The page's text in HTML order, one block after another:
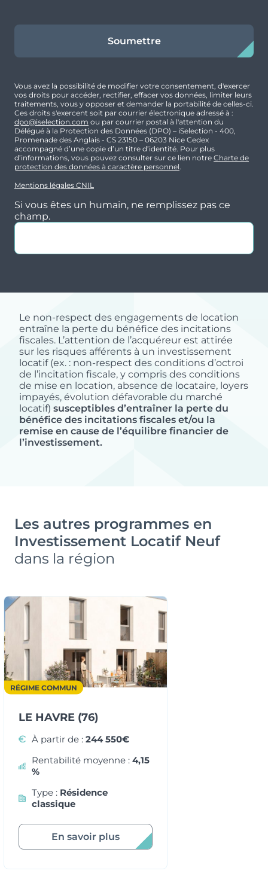
La plage de Saint-Adresse est accessible en 15
minutes.
Focus Prestations/Maisons
Maisons contemporaines : 3 et 4 pièces avec
Espaces extérieurs pour chaque maison :
Les logements sont accompagnés d’une
Le + du programme :
Un emplacement équilibré entre calme
résidentiel, proximité du littoral et accès rapide
aux pôles économiques.
T3
Oui
Surface
63.12 m²
Extérieur
Balcon, Jardin,
Terrasse
Prix
244 550 €
-
Surface
63.12 m²
Extérieur
Balcon, Jardin,
Terrasse
Prix
244 550 €
Orientation
-
Typologie
T3
Oui
Terrasse
244 550 €
Orientation
Soumettre
Vous avez la possibilité de modifier votre consentement, d'exercer
vos droits pour accéder, rectifier, effacer vos données, limiter leurs
traitements, vous y opposer et demander la portabilité de celles-ci.
Ces droits s'exercent soit par courrier électronique adressé à :
dpo@iselection.com ou par courrier postal à l'attention du
Délégué à la Protection des Données (DPO) – iSelection - 400,
Promenade des Anglais - CS 23150 – 06203 Nice Cedex
accompagné d’une copie d’un titre d’identité. Pour plus
d’informations, vous pouvez consulter sur ce lien notre Charte de
protection des données à caractère personnel
Mentions légales CNIL
Si vous êtes un humain, ne remplissez pas ce
champ.
Le non-respect des engagements de location
entraîne la perte du bénéfice des incitations
fiscales. L’attention de l’acquéreur est attirée
sur les risques afférents à un investissement
locatif (ex. : non-respect des conditions d’octroi
de l’incitation fiscale, y compris des conditions
de mise en location, absence de locataire, loyers
impayés, évolution défavorable du marché
locatif) susceptibles d’entraîner la perte du
bénéfice des incitations fiscales et/ou la
remise en cause de l’équilibre financier de
l’investissement.
Les autres programmes en
Investissement Locatif Neuf
dans la région
RÉGIME COMMUN
LE HAVRE (76)
À partir de : 244 550€
Rentabilité moyenne : 4,15
%
Type : Résidence
classique
En savoir plus